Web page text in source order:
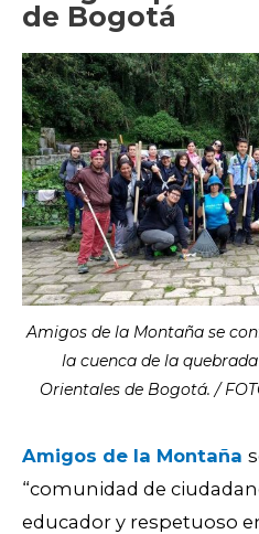
de Bogotá
Amigos de la Montaña se
la cuenca de la
Orientales de Bogotá. /
Amigos de la Montaña
“comunidad de
educador y respetuoso